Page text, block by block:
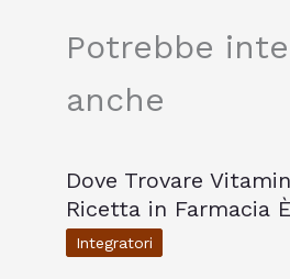
Potrebbe
anche
Dove Trovare
Ricetta in Farmacia
Integratori